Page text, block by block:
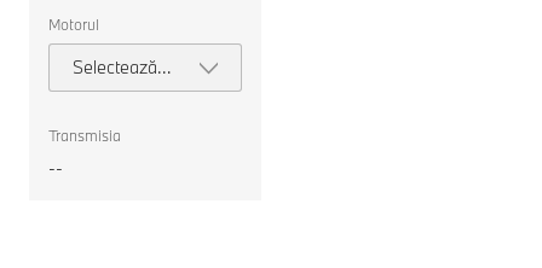
Motorul
Selectează
motorul
Transmisia
--